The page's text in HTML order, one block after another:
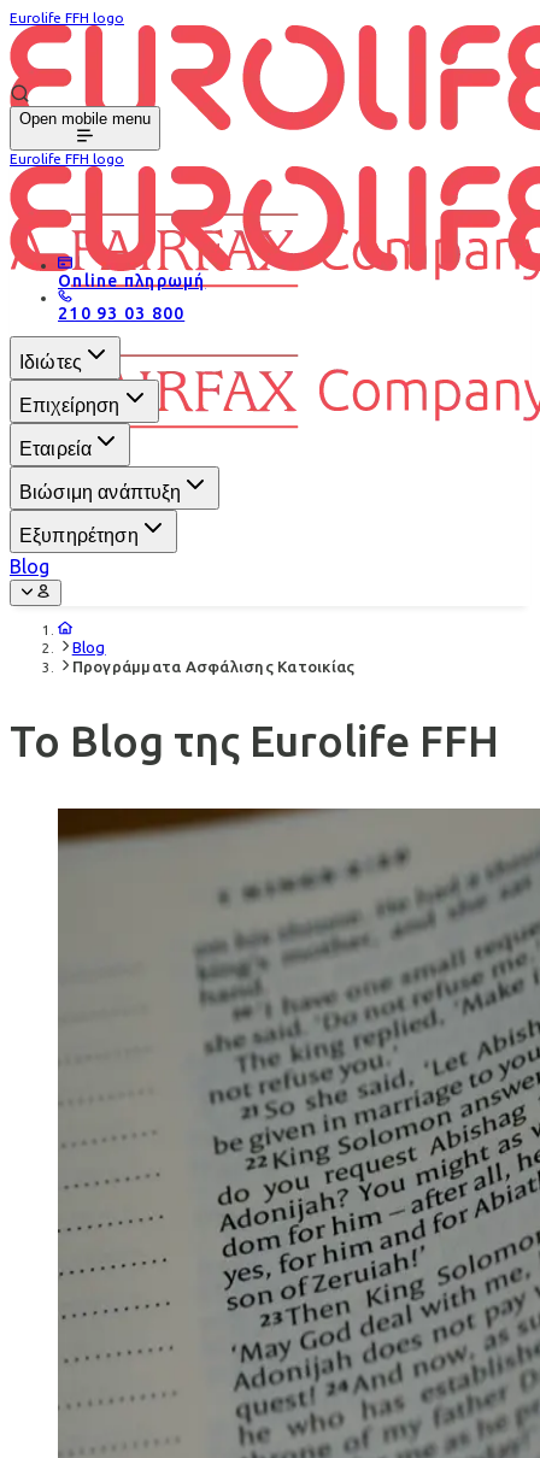
Eurolife FFH logo
Open mobile menu
Eurolife FFH logo
Online πληρωμή
210 93 03 800
Ιδιώτες
Επιχείρηση
Εταιρεία
Βιώσιμη ανάπτυξη
Εξυπηρέτηση
Blog
Blog
Προγράμματα Ασφάλισης Κατοικίας
Το Blog της Eurolife FFH